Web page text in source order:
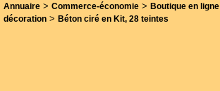
Annuaire > Commerce-économie > Boutique en ligne
décoration > Béton ciré en Kit, 28 teintes